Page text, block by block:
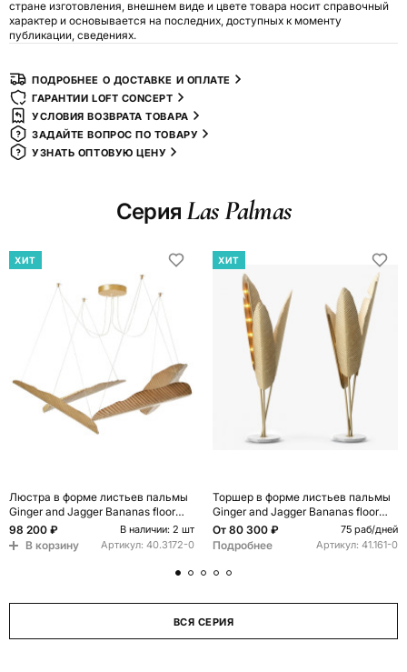
стране изготовления, внешнем виде и цвете товара носит справочный
характер и основывается на последних, доступных к моменту
публикации, сведениях.
ПОДРОБНЕЕ О ДОСТАВКЕ И ОПЛАТЕ
ГАРАНТИИ LOFT CONCEPT
УСЛОВИЯ ВОЗВРАТА ТОВАРА
ЗАДАЙТЕ ВОПРОС ПО ТОВАРУ
УЗНАТЬ ОПТОВУЮ ЦЕНУ
СерияLas Palmas
ХИТ
Люстра в форме листьев пальмы
Ginger and Jagger Bananas floor
lamp
98 200 ₽ В наличии: 2 шт
В корзину Артикул: 40.3172-0
ХИТ
Торшер в форме листьев пальмы
Ginger and Jagger Bananas floor
lamp
От 80 300 ₽ 75 раб/дней
Подробнее Артикул: 41.161-0
ВСЯ СЕРИЯ